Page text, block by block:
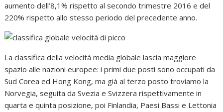
aumento dell’8,1% rispetto al secondo trimestre 2016 e del
220% rispetto allo stesso periodo del precedente anno.
La classifica della velocità media globale lascia maggiore
spazio alle nazioni europee: i primi due posti sono occupati da
Sud Corea ed Hong Kong, ma già al terzo posto troviamo la
Norvegia, seguita da Svezia e Svizzera rispettivamente in
quarta e quinta posizione, poi Finlandia, Paesi Bassi e Lettonia